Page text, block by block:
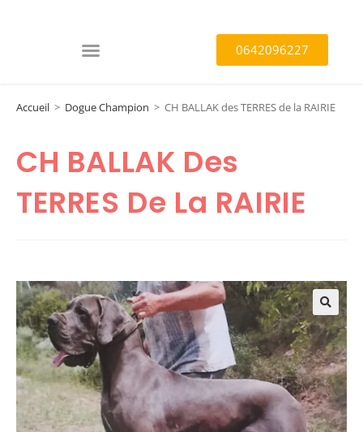
0642096227
Accueil > Dogue Champion > CH BALLAK des TERRES de la RAIRIE
CH BALLAK Des
TERRES De La RAIRIE
🔍